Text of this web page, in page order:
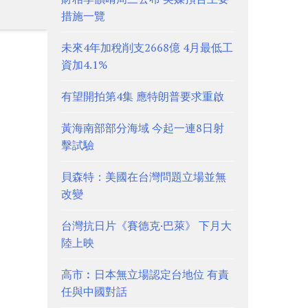
措施一覽
未來4年加稅削支2668億 4月最低工
資加4.1%
有望開拍第4集 應特朗普要求重啟
黃海南部部分海域 今起一連8日射
擊試驗
貝森特：美國在台灣問題立場並無
改變
台灣抗日片《賽德克·巴萊》 下月大
陸上映
高市︰日本無立場認定台地位 有責
任與中國對話